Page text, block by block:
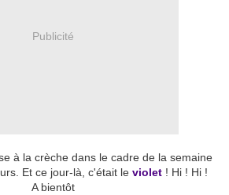
Publicité
à la crèche dans le cadre de la semaine
Et ce jour-là, c'était le violet! Hi ! Hi !
A bientôt